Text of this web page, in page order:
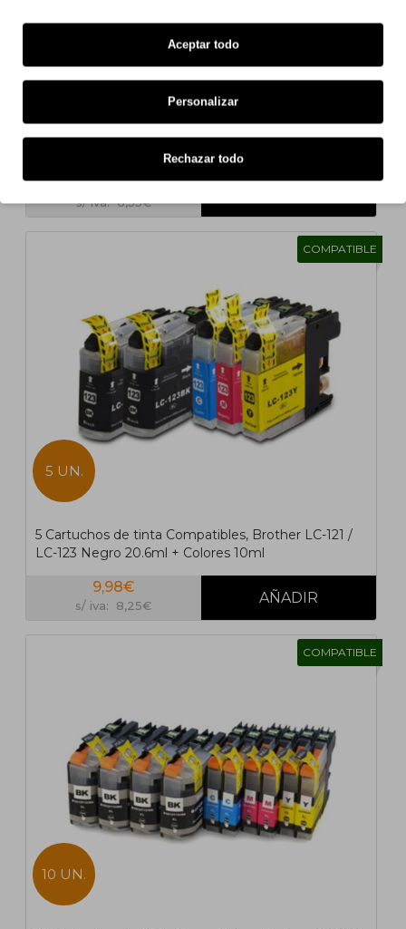
4 UN.
LC-123 Negro 20.6ml + Colores 10ml
7,93€
s/ iva: 6,55€
COMPATIBLE
5 UN.
5 Cartuchos de tinta Compatibles, Brother LC-121 /
LC-123 Negro 20.6ml + Colores 10ml
9,98€
s/ iva: 8,25€
COMPATIBLE
10 UN.
Aceptar todo
Personalizar
Rechazar todo